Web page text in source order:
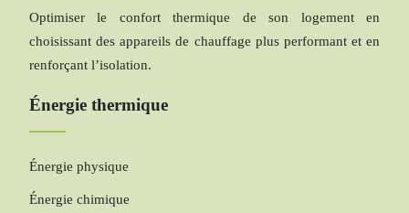
Optimiser le confort thermique de son logement en
choisissant des appareils de chauffage plus performant et en
renforçant l’isolation.
Énergie thermique
Énergie physique
Énergie chimique